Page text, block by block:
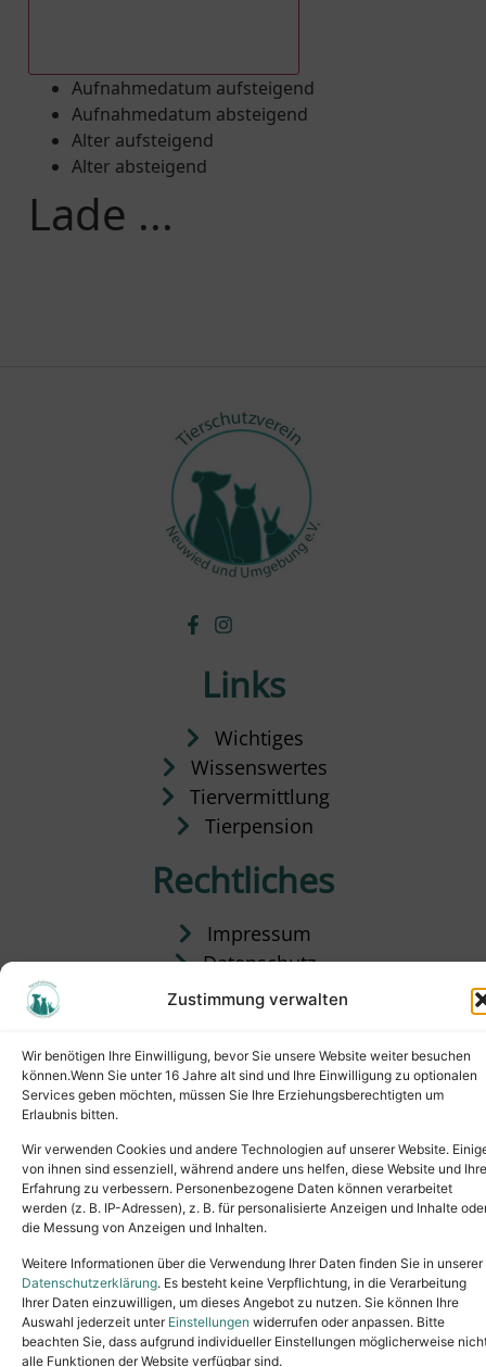
Zustimmung verwalten
Wir benötigen Ihre Einwilligung, bevor Sie unsere Website weiter besuchen
können.Wenn Sie unter 16 Jahre alt sind und Ihre Einwilligung zu optionalen
Services geben möchten, müssen Sie Ihre Erziehungsberechtigten um
Erlaubnis bitten.
Wir verwenden Cookies und andere Technologien auf unserer Website.
von ihnen sind essenziell, während andere uns helfen, diese Website und Ihre
Erfahrung zu verbessern. Personenbezogene Daten können verarbeitet
werden (z. B. IP-Adressen), z. B. für personalisierte Anzeigen und Inhalte
die Messung von Anzeigen und Inhalten.
Weitere Informationen über die Verwendung Ihrer Daten finden Sie in unserer
Datenschutzerklärung. Es besteht keine Verpflichtung, in die Verarbeitung
Ihrer Daten einzuwilligen, um dieses Angebot zu nutzen. Sie können Ihre
Auswahl jederzeit unter Einstellungen widerrufen oder anpassen. Bitte
beachten Sie, dass aufgrund individueller Einstellungen möglicherweise
alle Funktionen der Website verfügbar sind.
Aufnahmedatum aufsteigend
Aufnahmedatum absteigend
Alter aufsteigend
Alter absteigend
Lade ...
Links
Wichtiges
Wissenswertes
Tiervermittlung
Tierpension
Rechtliches
Impressum
Datenschutz
Satzung
Copyright © 2024. All rights reserved.
Tel.: (02631) 55356buero@tierheim-neuwied.de
Ludwigshof 1, 56567 Neuwied